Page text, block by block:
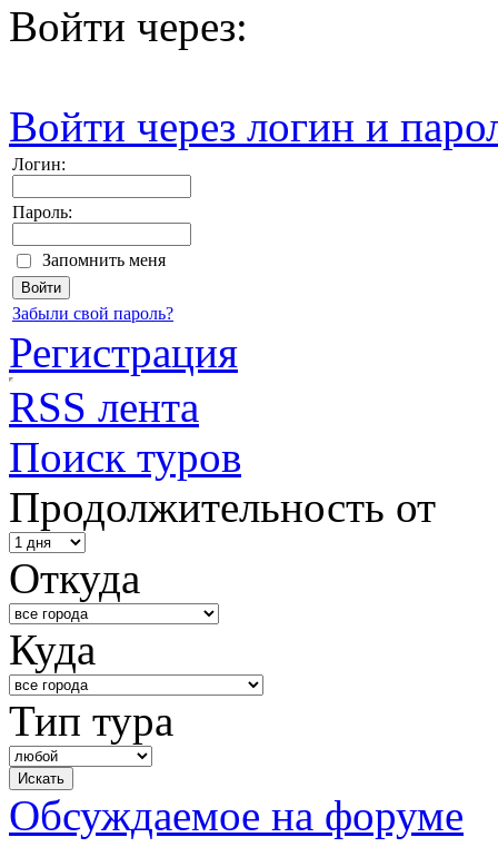
Войти через:
Войти через логин и
Логин:
Пароль:
Запомнить меня
Забыли свой пароль?
Регистрация
RSS лента
Поиск туров
Продолжительность от
Откуда
Куда
Тип тура
Обсуждаемое на форуме